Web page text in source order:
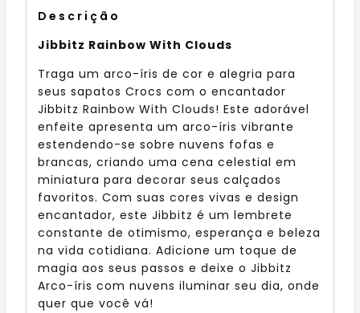
Descrição
Jibbitz Rainbow With Clouds
Traga um arco-íris de cor e alegria para
seus sapatos Crocs com o encantador
Jibbitz Rainbow With Clouds! Este adorável
enfeite apresenta um arco-íris vibrante
estendendo-se sobre nuvens fofas e
brancas, criando uma cena celestial em
miniatura para decorar seus calçados
favoritos. Com suas cores vivas e design
encantador, este Jibbitz é um lembrete
constante de otimismo, esperança e beleza
na vida cotidiana. Adicione um toque de
magia aos seus passos e deixe o Jibbitz
Arco-íris com nuvens iluminar seu dia, onde
quer que você vá!